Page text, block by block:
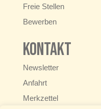
Freie Stellen
Bewerben
Kontakt
Newsletter
Anfahrt
Merkzettel